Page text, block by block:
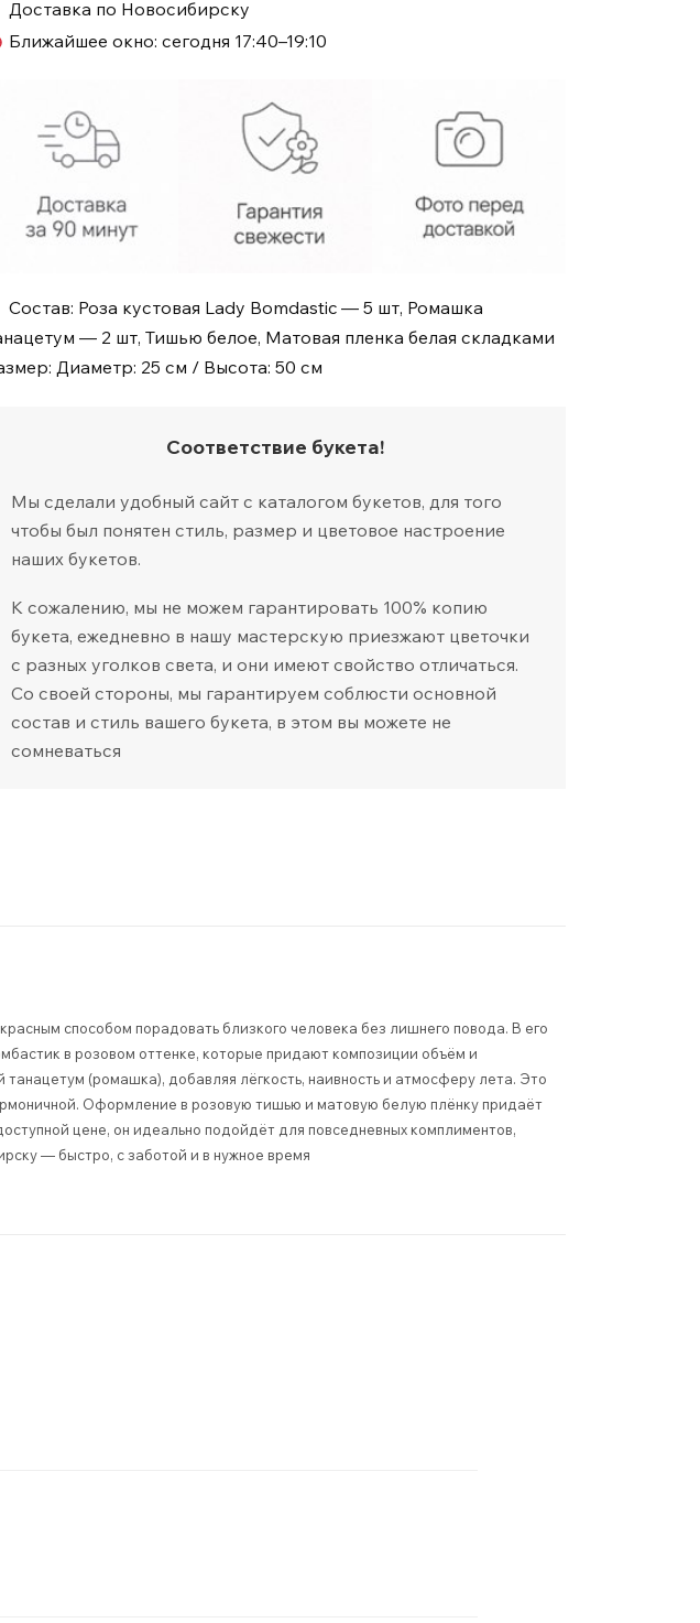
Доставка по Новосибирску
Ближайшее окно: сегодня 17:40–19:10
Состав: Роза кустовая Lady Bomdastic — 5 шт, Ромашка
— 2 шт, Тишью белое, Матовая пленка белая складками
Диаметр: 25 см / Высота: 50 см
Соответствие букета!
Мы сделали удобный сайт с каталогом букетов, для того
чтобы был понятен стиль, размер и цветовое настроение
наших букетов.
К сожалению, мы не можем гарантировать 100% копию
букета, ежедневно в нашу мастерскую приезжают цветочки
с разных уголков света, и они имеют свойство отличаться.
Со своей стороны, мы гарантируем соблюсти основной
состав и стиль вашего букета, в этом вы можете не
сомневаться
способом порадовать близкого человека без лишнего повода. В его
в розовом оттенке, которые придают композиции объём и
(ромашка), добавляя лёгкость, наивность и атмосферу лета. Это
Оформление в розовую тишью и матовую белую плёнку придаёт
цене, он идеально подойдёт для повседневных комплиментов,
— быстро, с заботой и в нужное время